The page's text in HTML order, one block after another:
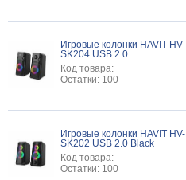
Игровые колонки HAVIT HV-
SK204 USB 2.0
Код товара:
Остатки: 100
Игровые колонки HAVIT HV-
SK202 USB 2.0 Black
Код товара:
Остатки: 100